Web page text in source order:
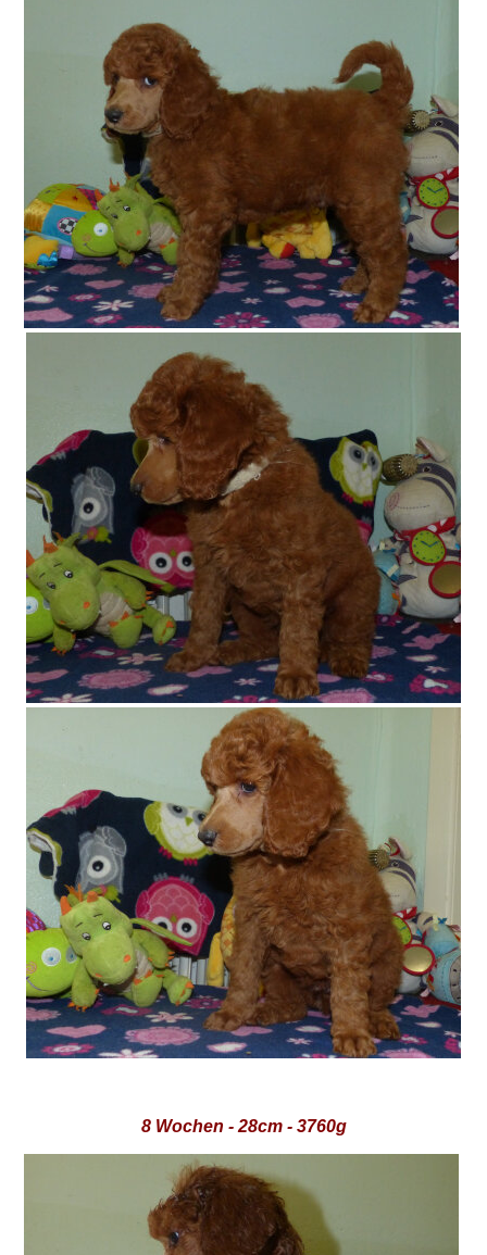
8 Wochen - 28cm - 3760g